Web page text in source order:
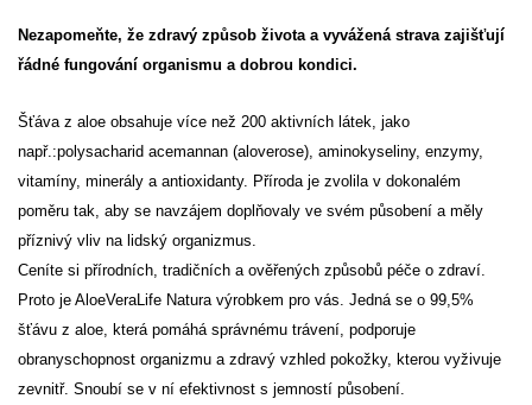
Nezapomeňte, že zdravý způsob života a vyvážená strava zajišťují
řádné fungování organismu a dobrou kondici.
Šťáva z aloe obsahuje více než 200 aktivních látek, jako
např.:polysacharid acemannan (aloverose), aminokyseliny, enzymy,
vitamíny, minerály a antioxidanty. Příroda je zvolila v dokonalém
poměru tak, aby se navzájem doplňovaly ve svém působení a měly
příznivý vliv na lidský organizmus.
Ceníte si přírodních, tradičních a ověřených způsobů péče o zdraví.
Proto je AloeVeraLife Natura výrobkem pro vás. Jedná se o 99,5%
šťávu z aloe, která pomáhá správnému trávení, podporuje
obranyschopnost organizmu a zdravý vzhled pokožky, kterou vyživuje
zevnitř. Snoubí se v ní efektivnost s jemností působení.